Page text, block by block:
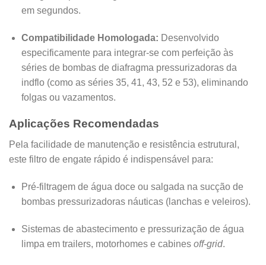
em segundos.
Compatibilidade Homologada: Desenvolvido
especificamente para integrar-se com perfeição às
séries de bombas de diafragma pressurizadoras da
indflo (como as séries 35, 41, 43, 52 e 53), eliminando
folgas ou vazamentos.
Aplicações Recomendadas
Pela facilidade de manutenção e resistência estrutural,
este filtro de engate rápido é indispensável para:
Pré-filtragem de água doce ou salgada na sucção de
bombas pressurizadoras náuticas (lanchas e veleiros).
Sistemas de abastecimento e pressurização de água
limpa em trailers, motorhomes e cabines off-grid.